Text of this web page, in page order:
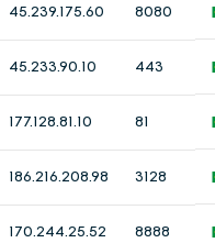
45.239.175.60 8080
45.233.90.10 443
177.128.81.10 81
186.216.208.98 3128
170.244.25.52 8888